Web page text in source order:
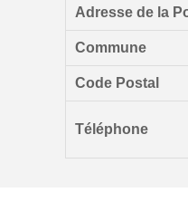
Adresse de la
Commune
Code Postal
Téléphone